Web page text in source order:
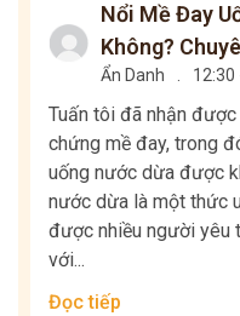
Nổi Mề Đay
Không?
Ẩn Danh .
Tuấn tôi đã nhận
chứng mề đay, trong
uống nước dừa được
nước dừa là một thức
được nhiều người yêu
với...
Đọc tiếp